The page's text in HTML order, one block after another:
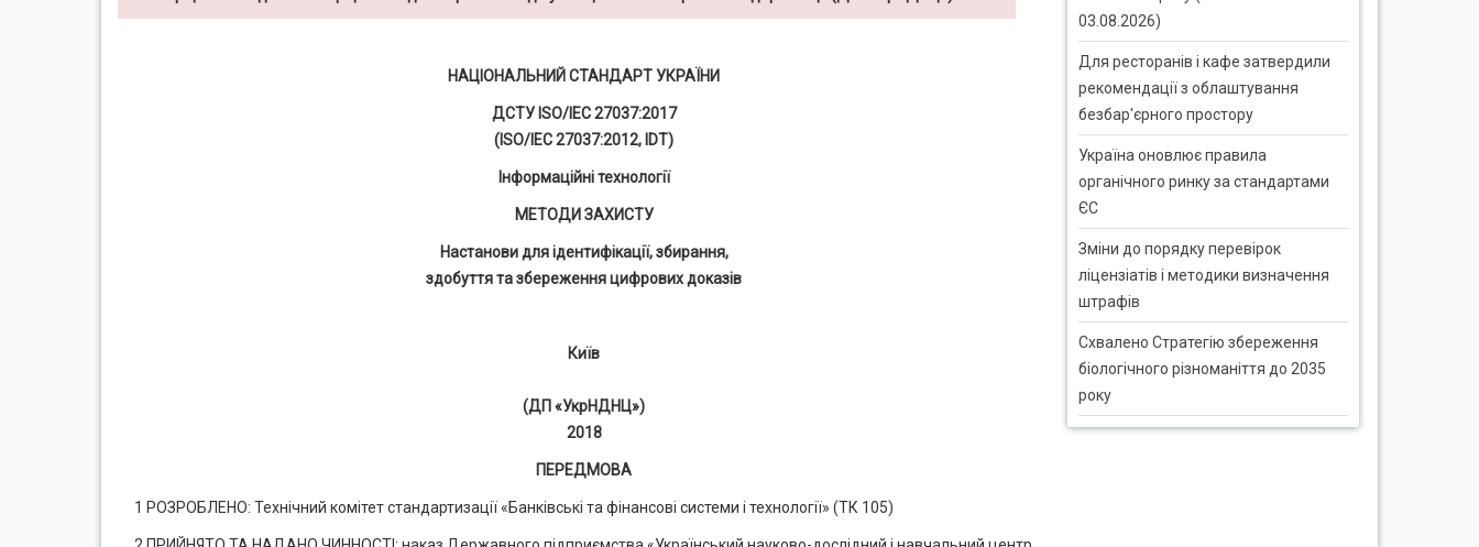
НАЦІОНАЛЬНИЙ СТАНДАРТ УКРАЇНИ
ДСТУ ISO/ІЕС 27037:2017
(ISO/ІЕС 27037:2012, IDT)
Інформаційні технології
МЕТОДИ ЗАХИСТУ
Настанови для ідентифікації, збирання,
здобуття та збереження цифрових доказів
Київ
(ДП «УкрНДНЦ»)
2018
ПЕРЕДМОВА
1 РОЗРОБЛЕНО: Технічний комітет стандартизації «Банківські та фінансові системи і технології» (ТК 105)
03.08.2026)
Для ресторанів і кафе затвердили
рекомендації з облаштування
безбар'єрного простору
Україна оновлює правила
органічного ринку за стандартами
ЄС
Зміни до порядку перевірок
ліцензіатів і методики визначення
штрафів
Схвалено Стратегію збереження
біологічного різноманіття до 2035
року